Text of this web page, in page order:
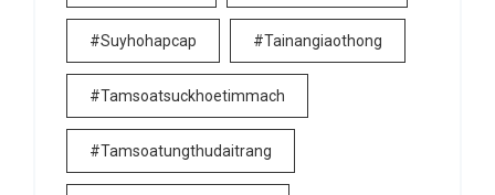
#suyhohapcap #tainangiaothong
#tamsoatsuckhoetimmach
#tamsoatungthudaitrang